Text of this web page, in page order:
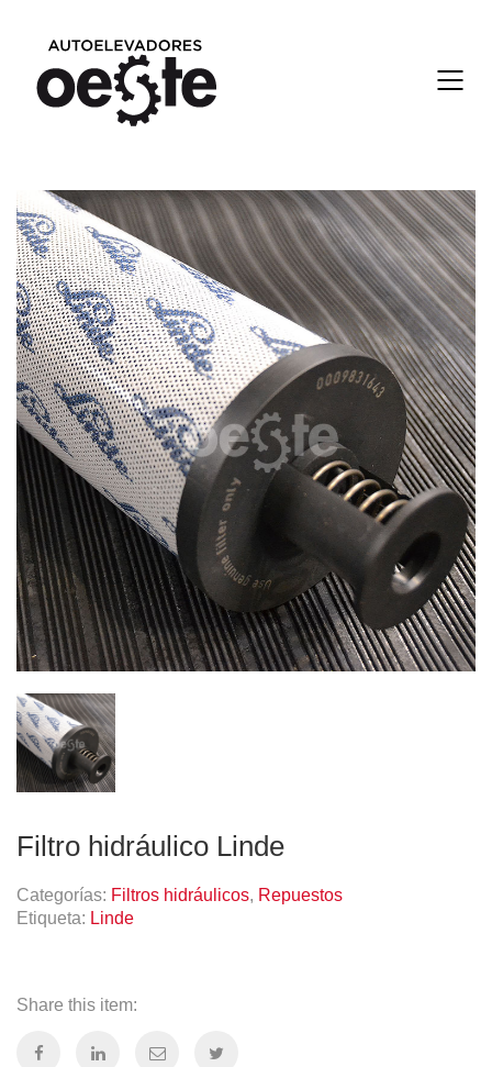
Filtro hidráulico Linde
Categorías: Filtros hidráulicos, Repuestos
Etiqueta: Linde
Share this item: